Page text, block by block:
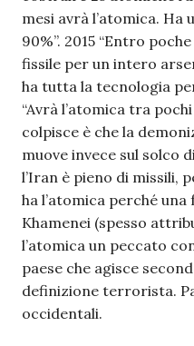
mesi avrà l’atomica.
90%”. 2015 “Entro
fissile per un intero
ha tutta la tecnologia
“Avrà l’atomica tra
colpisce è che la
muove invece sul solco
l’Iran è pieno di missili,
ha l’atomica perché una
Khamenei (spesso
l’atomica un peccato
paese che agisce
definizione terrorista.
occidentali.